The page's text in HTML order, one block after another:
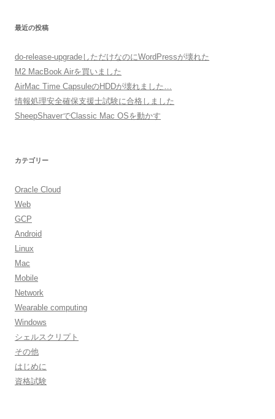
最近の投稿
do-release-upgradeしただけなのにWordPressが壊れた
M2 MacBook Airを買いました
AirMac Time CapsuleのHDDが壊れました…
情報処理安全確保支援士試験に合格しました
SheepShaverでClassic Mac OSを動かす
カテゴリー
Oracle Cloud
Web
GCP
Android
Linux
Mac
Mobile
Network
Wearable computing
Windows
シェルスクリプト
その他
はじめに
資格試験